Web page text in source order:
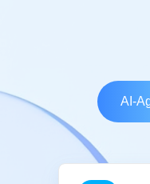
AI-